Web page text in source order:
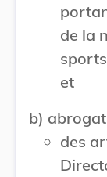
de la
et
b)
des